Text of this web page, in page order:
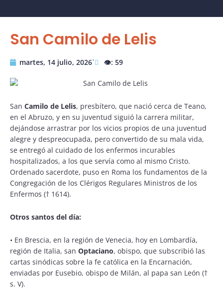
San Camilo de Lelis
martes, 14 julio, 2026˙ 👁️: 59
San Camilo de Lelis, presbítero, que nació cerca de Teano,
en el Abruzo, y en su juventud siguió la carrera militar,
dejándose arrastrar por los vicios propios de una juventud
alegre y despreocupada, pero convertido de su mala vida,
se entregó al cuidado de los enfermos incurables
hospitalizados, a los que servía como al mismo Cristo.
Ordenado sacerdote, puso en Roma los fundamentos de la
Congregación de los Clérigos Regulares Ministros de los
Enfermos († 1614).
Otros santos del día:
• En Brescia, en la región de Venecia, hoy en Lombardía,
región de Italia, san Optaciano, obispo, que subscribió las
cartas sinódicas sobre la fe católica en la Encarnación,
enviadas por Eusebio, obispo de Milán, al papa san León (†
s. V).